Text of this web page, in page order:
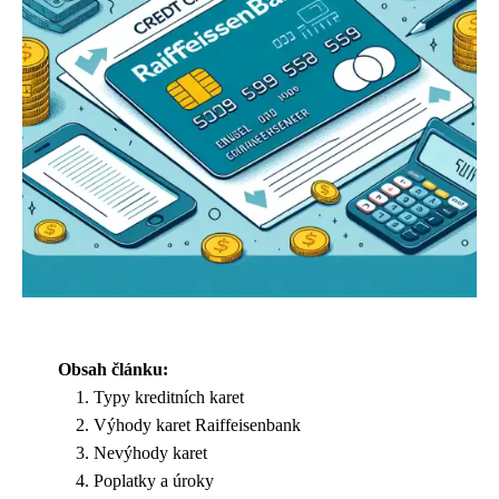
Obsah článku:
Typy kreditních karet
Výhody karet Raiffeisenbank
Nevýhody karet
Poplatky a úroky